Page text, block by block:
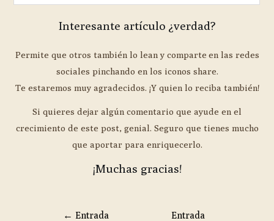
Interesante artículo ¿verdad?
Permite que otros también lo lean y comparte en las redes
sociales pinchando en los iconos share.
Te estaremos muy agradecidos. ¡Y quien lo reciba también!
Si quieres dejar algún comentario que ayude en el
crecimiento de este post, genial. Seguro que tienes mucho
que aportar para enriquecerlo.
¡Muchas gracias!
← Entrada
Entrada